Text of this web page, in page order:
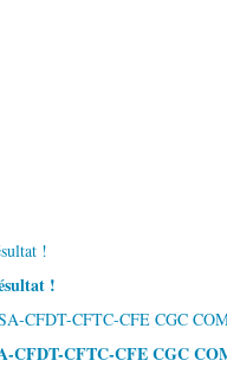
!
CFDT-CFTC-CFE CGC